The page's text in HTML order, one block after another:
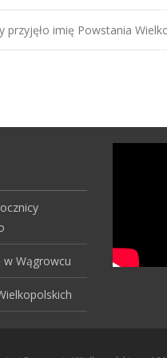
przyjęło imię Powstania
Wągrowcu